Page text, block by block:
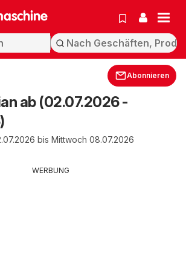
Abonnieren
ab (02.07.2026 -
bis Mittwoch 08.07.2026
WERBUNG